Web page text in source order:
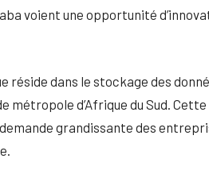
voient une opportunité
réside dans le stockage des
métropole d’Afrique du Sud.
grandissante des